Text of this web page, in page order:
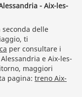
- Aix-les-
delle
ti
per consultare i
e Aix-les-
maggiori
pagina: treno Aix-